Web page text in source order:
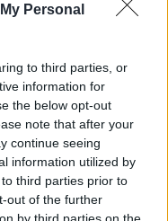
Personal
to third parties, or
information for
the below opt-out
note that after your
continue seeing
information utilized by
third parties prior to
out of the further
by third parties on the
se líbí